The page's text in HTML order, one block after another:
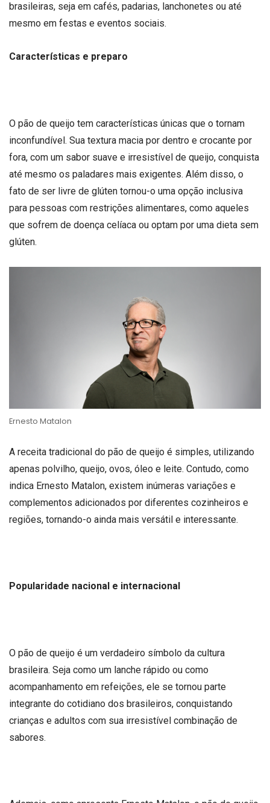
brasileiras, seja em cafés, padarias, lanchonetes ou até
mesmo em festas e eventos sociais.
Características e preparo
O pão de queijo tem características únicas que o tornam
inconfundível. Sua textura macia por dentro e crocante por
fora, com um sabor suave e irresistível de queijo, conquista
até mesmo os paladares mais exigentes. Além disso, o
fato de ser livre de glúten tornou-o uma opção inclusiva
para pessoas com restrições alimentares, como aqueles
que sofrem de doença celíaca ou optam por uma dieta sem
glúten.
Ernesto Matalon
A receita tradicional do pão de queijo é simples, utilizando
apenas polvilho, queijo, ovos, óleo e leite. Contudo, como
indica Ernesto Matalon, existem inúmeras variações e
complementos adicionados por diferentes cozinheiros e
regiões, tornando-o ainda mais versátil e interessante.
Popularidade nacional e internacional
O pão de queijo é um verdadeiro símbolo da cultura
brasileira. Seja como um lanche rápido ou como
acompanhamento em refeições, ele se tornou parte
integrante do cotidiano dos brasileiros, conquistando
crianças e adultos com sua irresistível combinação de
sabores.